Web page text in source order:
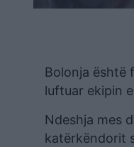
Bolonja është
luftuar ekipin
Ndeshja mes
katërkëndorit